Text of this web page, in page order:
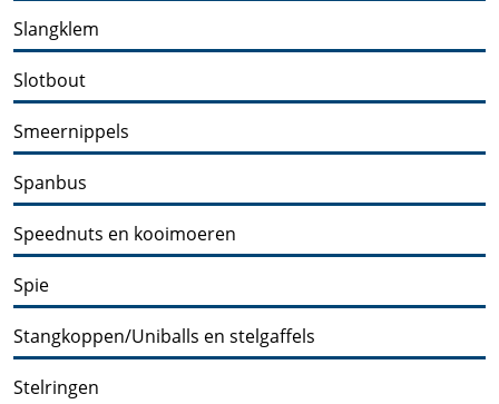
Slangklem
Slotbout
Smeernippels
Spanbus
Speednuts en kooimoeren
Spie
Stangkoppen/Uniballs en stelgaffels
Stelringen